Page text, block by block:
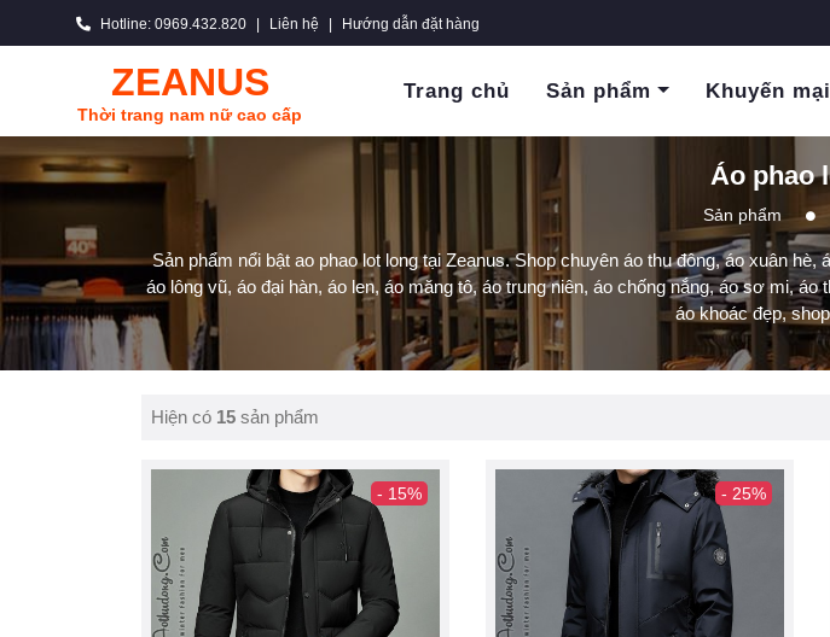
Hotline: 0969.432.820 Liên hệ Hướng dẫn đặt hàng
ZEANUS
Thời trang nam nữ cao cấp
Trang chủ Sản phẩm Khuyến mại
Áo phao
Sản phẩm
Sản phẩm nổi bật ao phao lot long tại Zeanus. Shop chuyên áo thu đông, áo xuân
áo lông vũ, áo đại hàn, áo len, áo măng tô, áo trung niên, áo chống nắng, áo sơ mi,
áo khoác đẹp,
Hiện có 15 sản phẩm
- 15% - 25%